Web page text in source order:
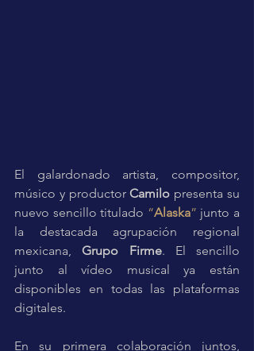
El galardonado artista, compositor,
músico y productor Camilo presenta su
nuevo sencillo titulado “Alaska” junto a
la destacada agrupación regional
mexicana, Grupo Firme. El sencillo
junto al vídeo musical ya están
disponibles en todas las plataformas
digitales.